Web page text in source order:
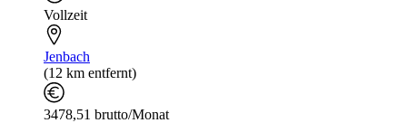
Vollzeit
Jenbach
(12 km entfernt)
3478,51 brutto/Monat